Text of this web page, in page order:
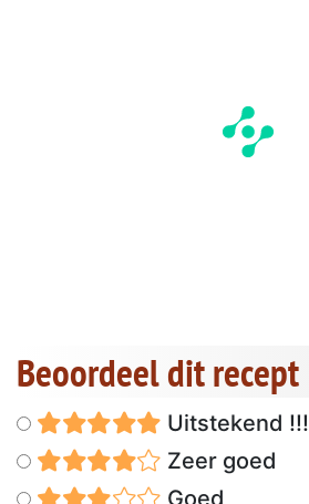
Beoordeel dit recept
Uitstekend !!!
Zeer goed